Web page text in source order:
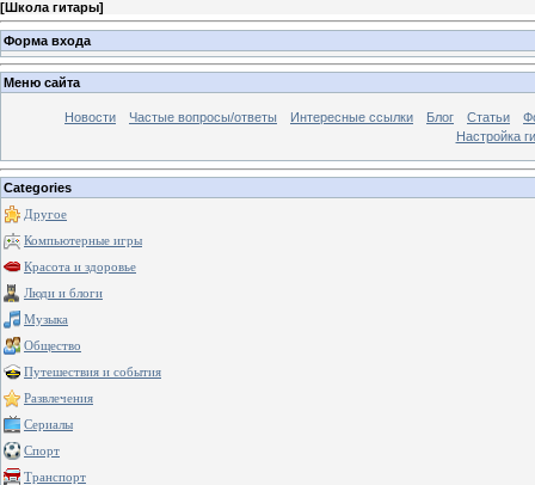
[Школа гитары]
Форма входа
Меню сайта
Новости Частые вопросы/ответы Интересные ссылки Блог Статьи
Настройка
Categories
Другое
Компьютерные игры
Красота и здоровье
Люди и блоги
Музыка
Общество
Путешествия и события
Развлечения
Сериалы
Спорт
Транспорт